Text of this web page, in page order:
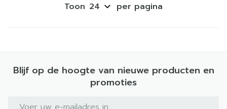
Toon per pagina
Blijf op de hoogte van nieuwe producten en
promoties
E-mail adres